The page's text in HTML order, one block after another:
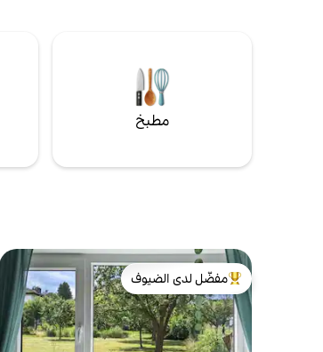
مطبخ
من أبرز البيوت المفضّلة لدى الضيوف
مفضّل لدى الضيوف